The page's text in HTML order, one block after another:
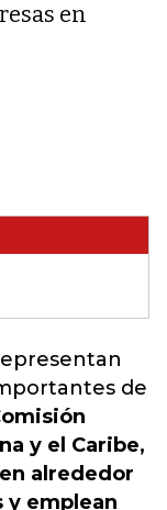
en
de
y el Caribe,
alrededor
y emplean